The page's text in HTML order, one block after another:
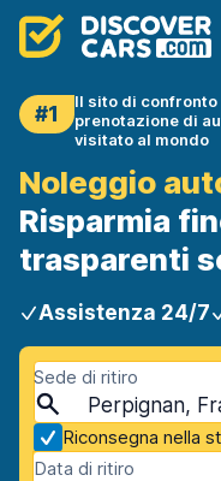
#1
Il sito di confronto
prenotazione di
visitato al mondo
Noleggio
Risparmia
trasparenti
Assistenza 24/7
Sede di ritiro
Perpignan,
Riconsegna nella
Data di ritiro